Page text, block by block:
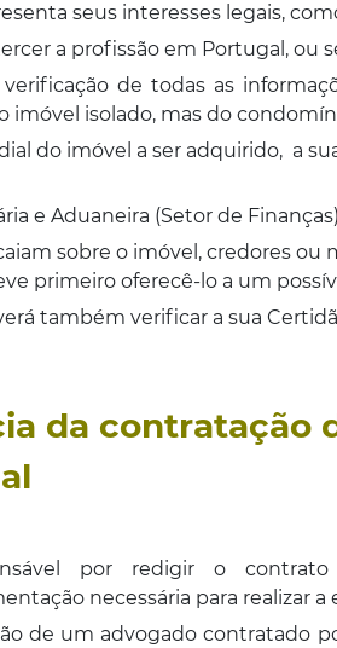
seus interesses legais,
a profissão em Portugal, ou
de todas as
isolado, mas do
do imóvel a ser adquirido, a
e Aduaneira (Setor de
sobre o imóvel, credores
primeiro oferecê-lo a um
também verificar a sua
da contratação
por redigir o
necessária para realizar a
de um advogado contratado